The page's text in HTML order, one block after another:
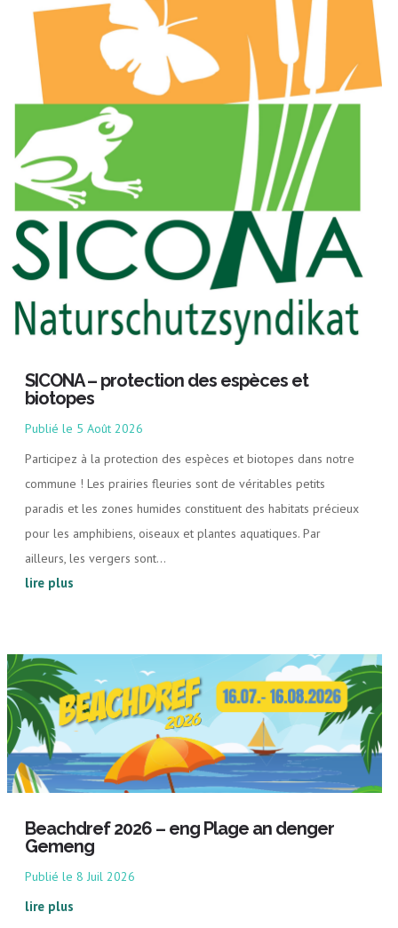
SICONA – protection des espèces et
biotopes
5 Août 2026
Participez à la protection des espèces et biotopes dans notre
commune ! Les prairies fleuries sont de véritables petits
paradis et les zones humides constituent des habitats précieux
pour les amphibiens, oiseaux et plantes aquatiques. Par
ailleurs, les vergers sont...
lire plus
Beachdref 2026 – eng Plage an denger
Gemeng
8 Juil 2026
lire plus